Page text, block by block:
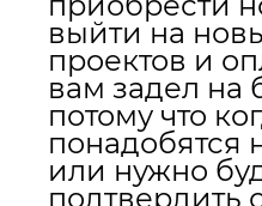
выйти на
проектов и
вам задел на
потому что
понадобятся
или нужно
подтвердить